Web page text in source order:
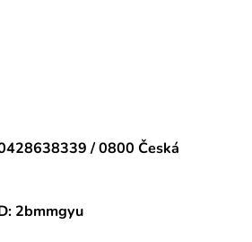
/ 0800 Česká
2bmmgyu